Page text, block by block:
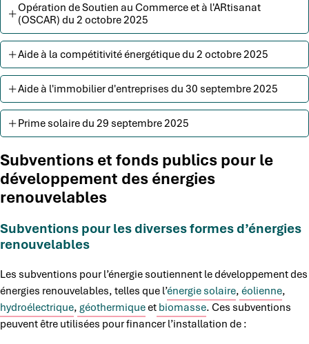
Opération de Soutien au Commerce et à l'ARtisanat
(OSCAR) du 2 octobre 2025
Aide à la compétitivité énergétique du 2 octobre 2025
Aide à l'immobilier d'entreprises du 30 septembre 2025
Prime solaire du 29 septembre 2025
Subventions et fonds publics pour le
développement des énergies
renouvelables
Subventions pour les diverses formes d’énergies
renouvelables
Les subventions pour l’énergie soutiennent le développement des
énergies renouvelables, telles que l’énergie solaire, éolienne,
hydroélectrique, géothermiqueet biomasse. Ces subventions
peuvent être utilisées pour financer l’installation de :